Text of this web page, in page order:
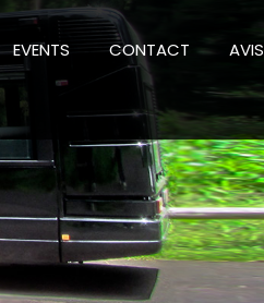
EVENTS CONTACT AVIS